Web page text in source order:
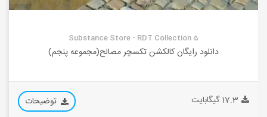
Substance Store - RDT Collection 5
دانلود رایگان کالکشن تکسچر مصالح(مجموعه پنجم)
17.3 گیگابایت توضیحات